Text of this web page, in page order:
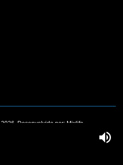
2026. Desenvolvido por: Mixlife